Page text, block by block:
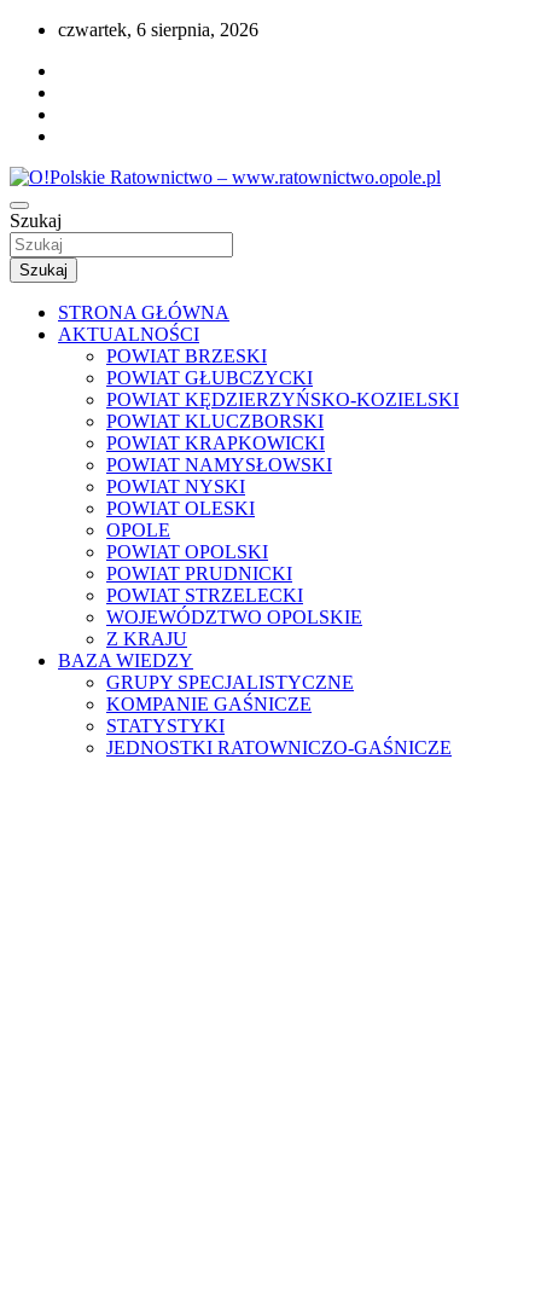
Przejdź
treści
czwartek, 6 sierpnia, 2026
O!Polskie Ratownictwo –
www.ratownictwo.opole.pl
Portal opolskiego i polskiego ratownictwa.
Szukaj
Szukaj
STRONA GŁÓWNA
AKTUALNOŚCI
POWIAT BRZESKI
POWIAT GŁUBCZYCKI
POWIAT KĘDZIERZYŃSKO-KOZIELSKI
POWIAT KLUCZBORSKI
POWIAT KRAPKOWICKI
POWIAT NAMYSŁOWSKI
POWIAT NYSKI
POWIAT OLESKI
OPOLE
POWIAT OPOLSKI
POWIAT PRUDNICKI
POWIAT STRZELECKI
WOJEWÓDZTWO OPOLSKIE
Z KRAJU
BAZA WIEDZY
GRUPY SPECJALISTYCZNE
KOMPANIE GAŚNICZE
STATYSTYKI
JEDNOSTKI RATOWNICZO-GAŚNICZE